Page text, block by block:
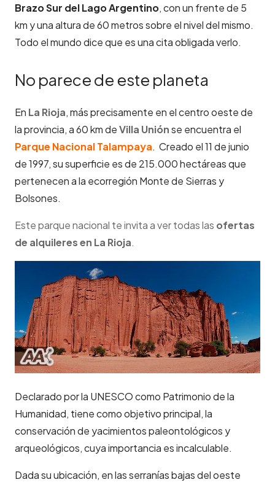
Brazo Sur del Lago Argentino, con un frente de 5
km y una altura de 60 metros sobre el nivel del mismo.
Todo el mundo dice que es una cita obligada verlo.
No parece de este planeta
En La Rioja, más precisamente en el centro oeste de
la provincia, a 60 km deVilla Uniónse encuentra el
Parque Nacional Talampaya. Creado el 11 de junio
de 1997, su superficie es de 215.000 hectáreas que
pertenecen a la ecorregión Monte de Sierras y
Bolsones.
Este parque nacional te invita a ver todas las ofertas
de alquileres en La Rioja.
Declarado por la UNESCO como Patrimonio de la
Humanidad, tiene como objetivo principal, la
conservación de yacimientos paleontológicos y
arqueológicos, cuya importancia es incalculable.
Dada su ubicación, en las serranías bajas del oeste